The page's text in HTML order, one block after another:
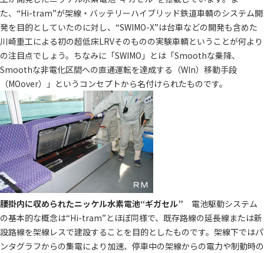
た、“Hi-tram”が架線・バッテリーハイブリッド鉄道車輌のシステム開
発を目的としていたのに対し、“SWIMO-X”は台車などの開発も含めた
川崎重工による初の超低床LRVそのものの実験車輌ということが何より
の注目点でしょう。ちなみに「SWIMO」とは「Smoothな乗降、
Smoothな非電化区間への直通運転を達成する（WIn）移動手段
（MOover）」というコンセプトから名付けられたものです。
腰掛内に収められたニッケル水素電池“ギガセル” 電池駆動システム
の基本的な概念は“Hi-tram”とほぼ同様で、既存路線の延長線または新
設路線を架線レスで建設することを目的としたものです。架線下ではパ
ンタグラフからの集電により加速、停車中の架線からの電力や制動時の